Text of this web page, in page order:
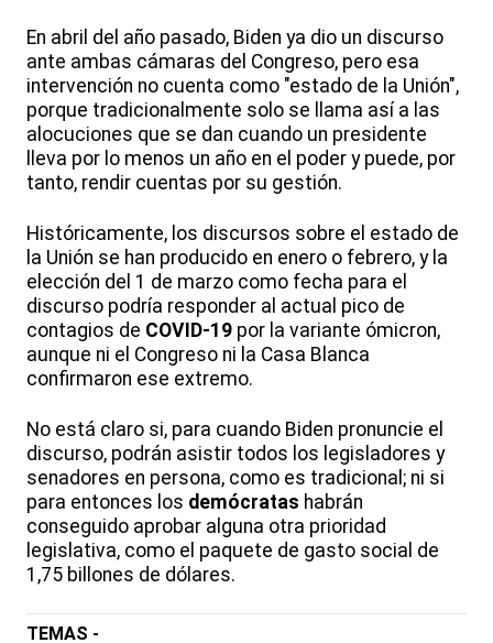
En abril del año pasado, Biden ya dio un discurso
ante ambas cámaras del Congreso, pero esa
intervención no cuenta como "estado de la Unión",
porque tradicionalmente solo se llama así a las
alocuciones que se dan cuando un presidente
lleva por lo menos un año en el poder y puede, por
tanto, rendir cuentas por su gestión.
Históricamente, los discursos sobre el estado de
la Unión se han producido en enero o febrero, y la
elección del 1 de marzo como fecha para el
discurso podría responder al actual pico de
contagios de COVID-19 por la variante ómicron,
aunque ni el Congreso ni la Casa Blanca
confirmaron ese extremo.
No está claro si, para cuando Biden pronuncie el
discurso, podrán asistir todos los legisladores y
senadores en persona, como es tradicional; ni si
para entonces los demócratas habrán
conseguido aprobar alguna otra prioridad
legislativa, como el paquete de gasto social de
1,75 billones de dólares.
TEMAS -